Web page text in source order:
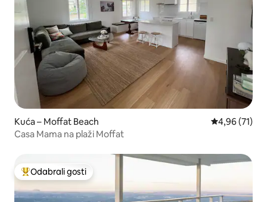
Kuća – Moffat Beach Prosječna
4,96 (71)
Casa Mama na plaži Moffat
Među najviše rangiranima s oznakom „Odabrali gosti”
Odabrali gosti